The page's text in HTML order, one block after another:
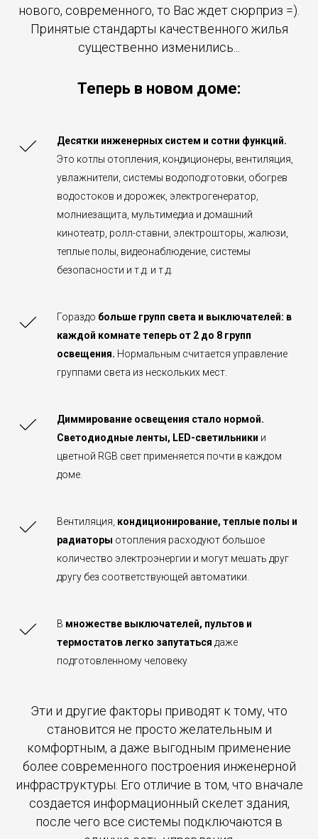
нового, современного, то Вас ждет сюрприз =).
Принятые стандарты качественного жилья
существенно изменились...
Теперь в новом доме:
Десятки инженерных систем и сотни функций.
Это котлы отопления, кондиционеры, вентиляция,
увлажнители, системы водоподготовки, обогрев
водостоков и дорожек, электрогенератор,
молниезащита, мультимедиа и домашний
кинотеатр, ролл-ставни, электрошторы, жалюзи,
теплые полы, видеонаблюдение, системы
безопасности и т.д. и т.д.
Гораздо больше групп света и выключателей: в
каждой комнате теперь от 2 до 8 групп
освещения. Нормальным считается управление
группами света из нескольких мест.
Диммирование освещения стало нормой.
Светодиодные ленты, LED-светильники и
цветной RGB свет применяется почти в каждом
доме.
Вентиляция, кондиционирование, теплые полы и
радиаторы отопления расходуют большое
количество электроэнергии и могут мешать друг
другу без соответствующей автоматики.
В множестве выключателей, пультов и
термостатов легко запутаться даже
подготовленному человеку
Эти и другие факторы приводят к тому, что
становится не просто желательным и
комфортным, а даже выгодным применение
более современного построения инженерной
инфраструктуры. Его отличие в том, что вначале
создается информационный скелет здания,
после чего все системы подключаются в